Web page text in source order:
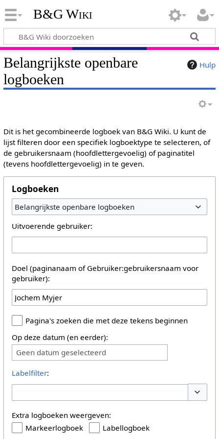
B&G Wiki
Hulp
Belangrijkste openbare
logboeken
Dit is het gecombineerde logboek van B&G Wiki. U kunt de
lijst filteren door een specifiek logboektype te selecteren, of
de gebruikersnaam (hoofdlettergevoelig) of paginatitel
(tevens hoofdlettergevoelig) in te geven.
Logboeken
Belangrijkste openbare logboeken
Uitvoerende gebruiker:
Doel (paginanaam of Gebruiker:gebruikersnaam voor
gebruiker):
Pagina's zoeken die met deze tekens beginnen
Op deze datum (en eerder):
Geen datum geselecteerd
Labelfilter:
Extra logboeken weergeven:
Markeerlogboek
Labellogboek